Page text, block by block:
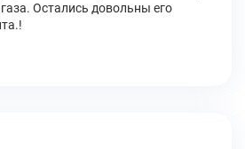
Остались довольны его